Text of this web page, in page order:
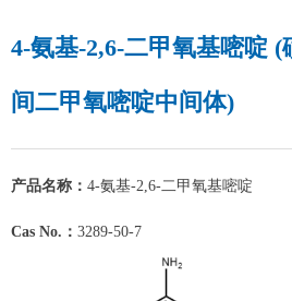
4-氨基-2,6-二甲氧基嘧啶
间二甲氧嘧啶中间体)
产品名称： 4-氨基-2,6-二甲氧基嘧啶
Cas No.： 3289-50-7